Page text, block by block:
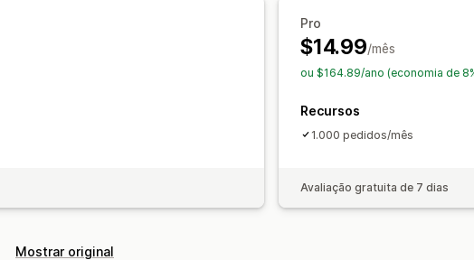
Pro
$14.99/mês
ou $164.89/ano (economia de
Recursos
1.000 pedidos/mês
Avaliação gratuita de 7 dias
Mostrar original